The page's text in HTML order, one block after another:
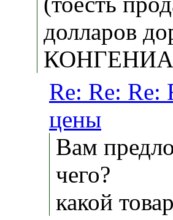
долларов
Re: Re: Re:
цены
Вам
чего?
какой